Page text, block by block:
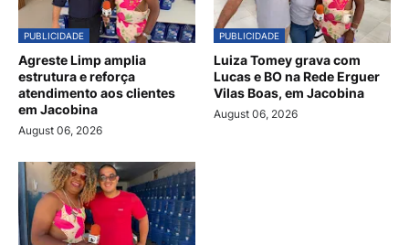
PUBLICIDADE
Agreste Limp amplia
estrutura e reforça
atendimento aos clientes
em Jacobina
August 06, 2026
PUBLICIDADE
Luiza Tomey grava com
Lucas e BO na Rede Erguer
Vilas Boas, em Jacobina
August 06, 2026